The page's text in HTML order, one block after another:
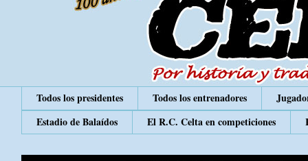
Todos los presidentes Todos los entrenadores
Estadio de Balaídos
El R.C. Celta en competiciones